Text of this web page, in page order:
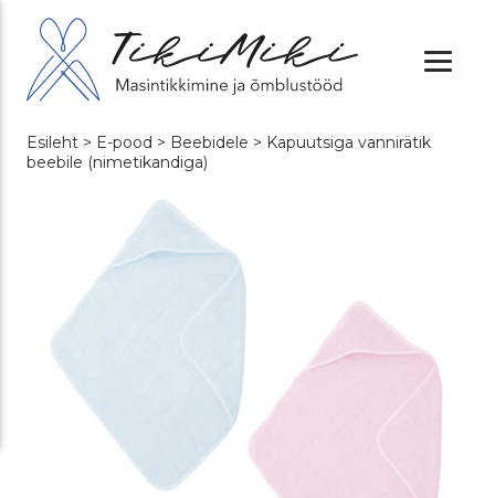
Esileht > E-pood > Beebidele > Kapuutsiga vannirätik
beebile (nimetikandiga)